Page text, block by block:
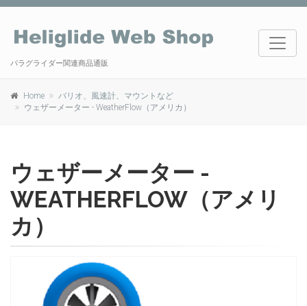
パラグライダー関連商品通販
Home
バリオ、風速計、マウントなど
ウェザーメーター - WeatherFlow（アメリカ）
ウェザーメーター -
WEATHERFLOW（アメリ
カ）